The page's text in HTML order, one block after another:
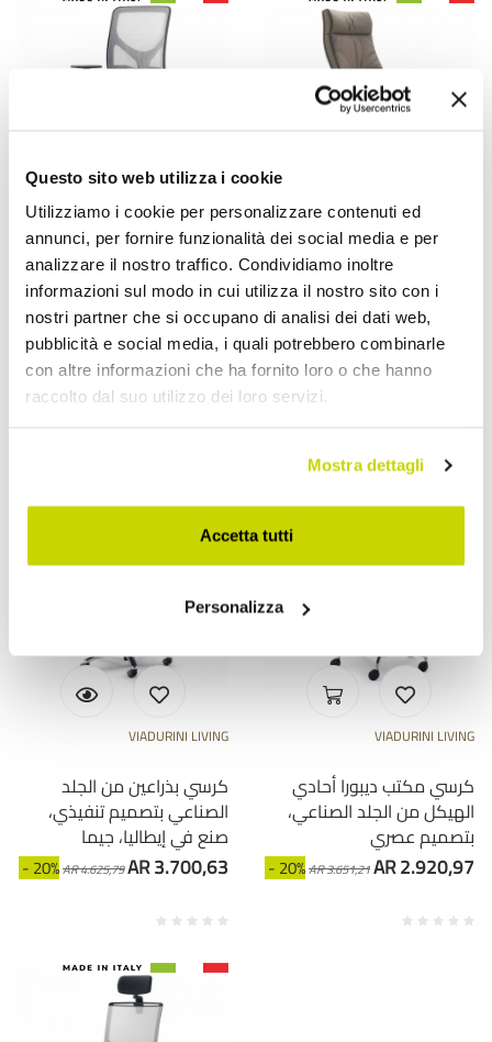
Questo sito web utilizza i cookie
Utilizziamo i cookie per personalizzare contenuti ed
annunci, per fornire funzionalità dei social media e per
analizzare il nostro traffico. Condividiamo inoltre
informazioni sul modo in cui utilizza il nostro sito con i
nostri partner che si occupano di analisi dei dati web,
pubblicità e social media, i quali potrebbero combinarle
con altre informazioni che ha fornito loro o che hanno
raccolto dal suo utilizzo dei loro servizi.
Mostra dettagli
Accetta tutti
Personalizza
VIADURINI LIVING
كرسي مكتب تنفيذي ذو ظهر
مرتفع بتصميم Amelie
مصنوع في إيطاليا
- 20% AR 1.461,88
VIADURINI LIVING
كرسي مكتب تنفيذي من
الجلد الصناعي إيدا، تصميم
عصري
- 20% AR 3.174,36
VIADURINI LIVING
كرسي بذراعين من الجلد
الصناعي بتصميم تنفيذي،
صنع في إيطاليا، جيما
- 20%AR 4.625,79AR 3.700,63
VIADURINI LIVING
كرسي مكتب ديبورا أحادي
الهيكل من الجلد الصناعي،
بتصميم عصري
- 20%AR 3.651,21AR 2.920,97